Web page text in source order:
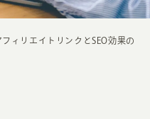
フィリエイトリンクとSEO効果の